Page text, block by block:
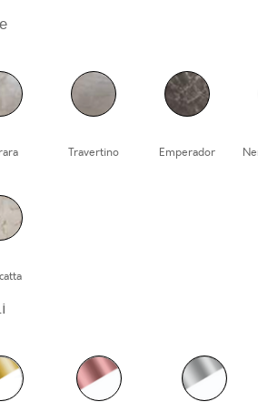
Travertino Emperador